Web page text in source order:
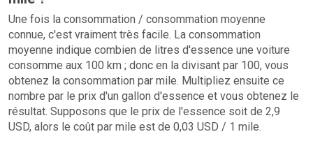
Une fois la consommation / consommation moyenne
connue, c'est vraiment très facile. La consommation
moyenne indique combien de litres d'essence une voiture
consomme aux 100 km ; donc en la divisant par 100, vous
obtenez la consommation par mile. Multipliez ensuite ce
nombre par le prix d'un gallon d'essence et vous obtenez le
résultat. Supposons que le prix de l'essence soit de 2,9
USD, alors le coût par mile est de 0,03 USD / 1 mile.